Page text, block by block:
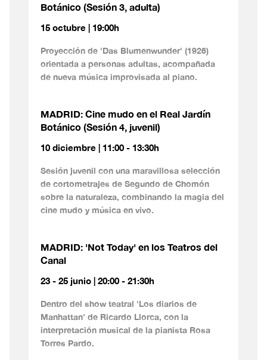
Botánico (Sesión 3, adulta)
15 octubre | 19:00h
Proyección de 'Das Blumenwunder' (1926)
orientada a personas adultas, acompañada
de nueva música improvisada al piano.
MADRID: Cine mudo en el Real Jardín
Botánico (Sesión 4, juvenil)
10 diciembre | 11:00 - 13:30h
Sesión juvenil con una maravillosa selección
de cortometrajes de Segundo de Chomón
sobre la naturaleza, combinando la magia del
cine mudo y música en vivo.
MADRID: 'Not Today' en los Teatros del
Canal
23 - 25 junio | 20:00 - 21:30h
Dentro del show teatral 'Los diarios de
Manhattan' de Ricardo Llorca, con la
interpretación musical de la pianista Rosa
Torres Pardo.